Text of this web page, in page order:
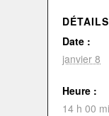
DÉTAILS
Date :
janvier 8
Heure :
14 h 00